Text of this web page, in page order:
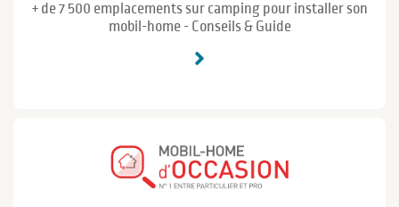
+ de 7 500 emplacements sur camping pour installer son
mobil-home - Conseils & Guide